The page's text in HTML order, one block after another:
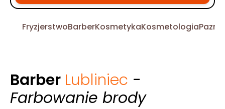
FryzjerstwoBarberKosmetykaKosmetologia
Barber Lubliniec -
Farbowanie brody